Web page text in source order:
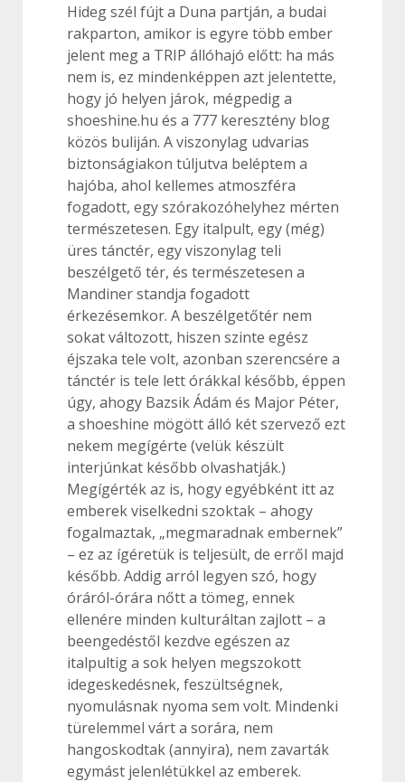
Hideg szél fújt a Duna partján, a budai
rakparton, amikor is egyre több ember
jelent meg a TRIP állóhajó előtt: ha más
nem is, ez mindenképpen azt jelentette,
hogy jó helyen járok, mégpedig a
shoeshine.hu és a 777 keresztény blog
közös buliján. A viszonylag udvarias
biztonságiakon túljutva beléptem a
hajóba, ahol kellemes atmoszféra
fogadott, egy szórakozóhelyhez mérten
természetesen. Egy italpult, egy (még)
üres tánctér, egy viszonylag teli
beszélgető tér, és természetesen a
Mandiner standja fogadott
érkezésemkor. A beszélgetőtér nem
sokat változott, hiszen szinte egész
éjszaka tele volt, azonban szerencsére a
tánctér is tele lett órákkal később, éppen
úgy, ahogy Bazsik Ádám és Major Péter,
a shoeshine mögött álló két szervező ezt
nekem megígérte (velük készült
interjúnkat később olvashatják.)
Megígérték az is, hogy egyébként itt az
emberek viselkedni szoktak – ahogy
fogalmaztak, „megmaradnak embernek”
– ez az ígéretük is teljesült, de erről majd
később. Addig arról legyen szó, hogy
óráról-órára nőtt a tömeg, ennek
ellenére minden kulturáltan zajlott – a
beengedéstől kezdve egészen az
italpultig a sok helyen megszokott
idegeskedésnek, feszültségnek,
nyomulásnak nyoma sem volt. Mindenki
türelemmel várt a sorára, nem
hangoskodtak (annyira), nem zavarták
egymást jelenlétükkel az emberek.